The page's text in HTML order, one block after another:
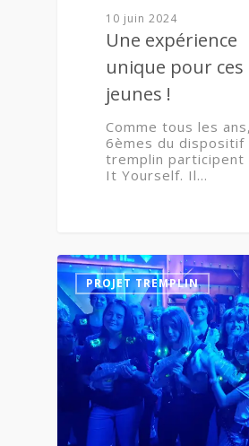
10 juin 2024
Une expérience
unique pour ces
jeunes !
Comme tous les
6èmes du dispositif
tremplin participent
It Yourself. Il…
PROJET TREMPLIN
0